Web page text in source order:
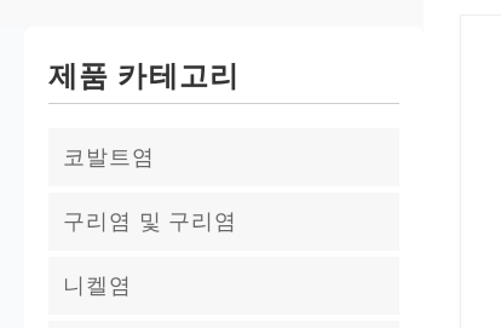
제품 카테고리
코발트염
염화코발트
황산코발트
구리염 및 구리염
황산구리
니켈염